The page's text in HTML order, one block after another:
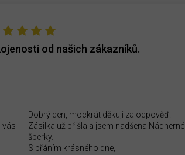
od našich zákazníků.
vás
Dobrý den, mockrát děkuji za odpověď.
Zásilka už přišla a jsem nadšena.Nádherné
šperky.
S přáním krásného dne,